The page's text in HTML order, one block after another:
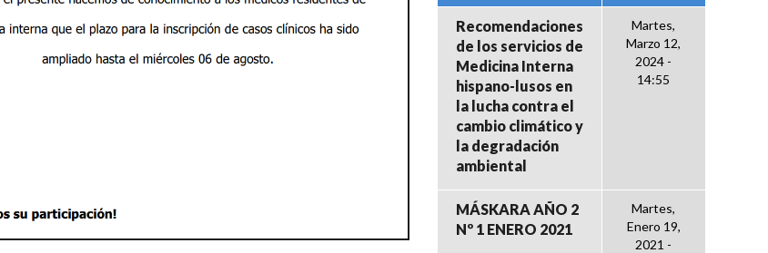
Recomendaciones
de los servicios de
Medicina Interna
hispano-lusos en
la lucha contra el
cambio climático y
la degradación
ambiental
Martes,
Marzo 12,
2024 -
14:55
MÁSKARA AÑO 2
Nº 1 ENERO 2021
Martes,
Enero 19,
2021 -